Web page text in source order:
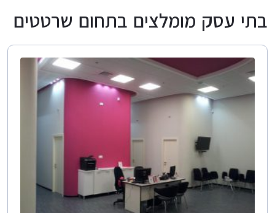
בתי עסק מומלצים בתחום שרטטים